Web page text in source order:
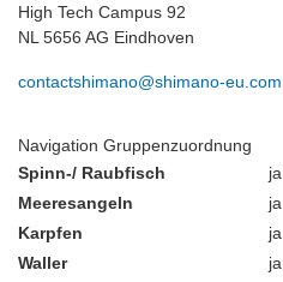
High Tech Campus 92
NL 5656 AG Eindhoven
contactshimano@shimano-eu.com
Navigation Gruppenzuordnung
Spinn-/ Raubfisch
ja
Meeresangeln
ja
Karpfen
ja
Waller
ja